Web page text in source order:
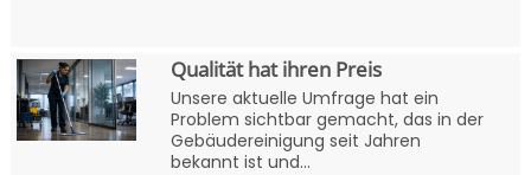
Qualität hat ihren Preis
Unsere aktuelle Umfrage hat ein
Problem sichtbar gemacht, das in der
Gebäudereinigung seit Jahren
bekannt ist und...